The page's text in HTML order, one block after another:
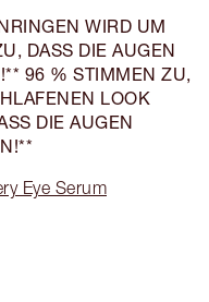
WIRD UM
DASS DIE AUGEN
96 % STIMMEN ZU,
LOOK
DIE AUGEN
Eye Serum